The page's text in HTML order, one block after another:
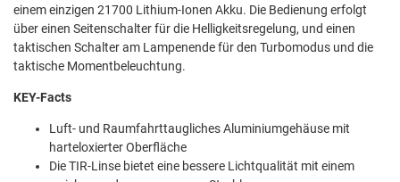
einem einzigen 21700 Lithium-Ionen Akku. Die Bedienung erfolgt
über einen Seitenschalter für die Helligkeitsregelung, und einen
taktischen Schalter am Lampenende für den Turbomodus und die
taktische Momentbeleuchtung.
KEY-Facts
Luft- und Raumfahrttaugliches Aluminiumgehäuse mit
harteloxierter Oberfläche
Die TIR-Linse bietet eine bessere Lichtqualität mit einem